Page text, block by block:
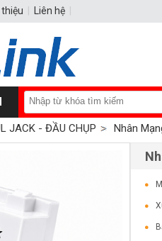
JACK - ĐẦU CHỤP Nhân
thiệu Liên hệ